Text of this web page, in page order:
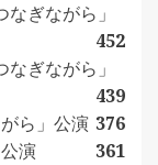
ぎながら」
452
ぎながら」
439
ら」公演 376
演
361